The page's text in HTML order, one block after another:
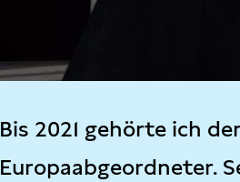
Bis 2021 gehörte ich
Europaabgeordneter.